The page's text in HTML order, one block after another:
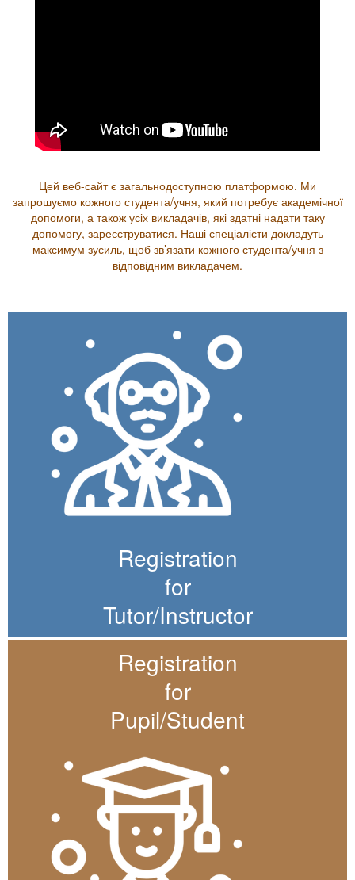
Цей веб-сайт є загальнодоступною платформою. Ми
запрошуємо кожного студента/учня, який потребує академічної
допомоги, а також усіх викладачів, які здатні надати таку
допомогу, зареєструватися. Наші спеціалісти докладуть
максимум зусиль, щоб зв’язати кожного студента/учня з
відповідним викладачем.
Registration
for
Tutor/Instructor
Registration
for
Pupil/Student